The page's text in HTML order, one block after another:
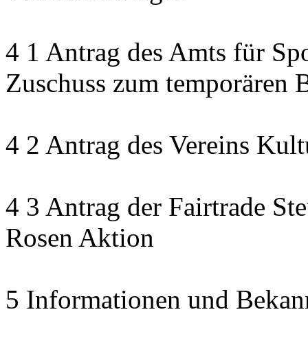
4 1 Antrag des Amts für
Zuschuss zum temporären
4 2 Antrag des Vereins
4 3 Antrag der Fairtrade
Rosen Aktion
5 Informationen und